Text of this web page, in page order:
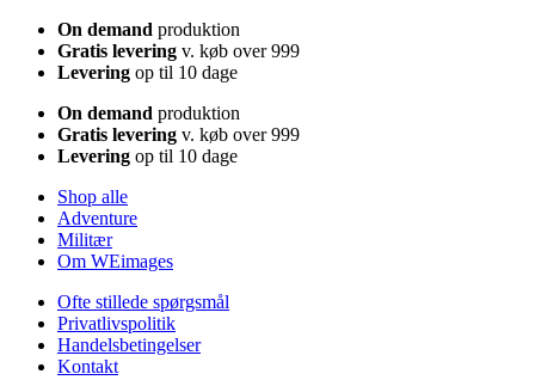
On demand produktion
Gratis levering v. køb over 999
Levering op til 10 dage
On demand produktion
Gratis levering v. køb over 999
Levering op til 10 dage
Shop alle
Adventure
Militær
Om WEimages
Ofte stillede spørgsmål
Privatlivspolitik
Handelsbetingelser
Kontakt